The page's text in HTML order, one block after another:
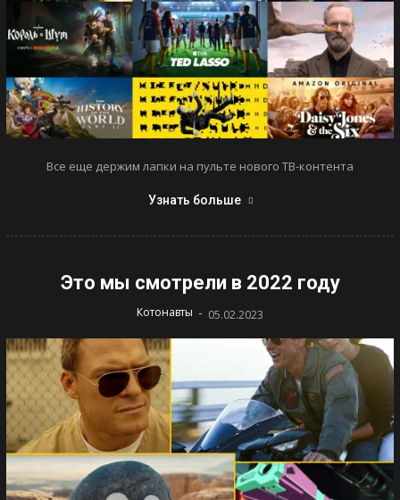
Все еще держим лапки на пульте нового ТВ-контента
Узнать больше
Это мы смотрели в 2022 году
Котонавты - 05.02.2023